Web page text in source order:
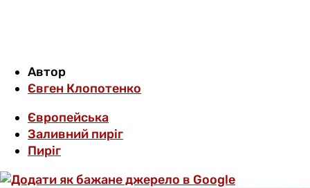
Автор
Євген Клопотенко
Європейська
Заливний пиріг
Пиріг